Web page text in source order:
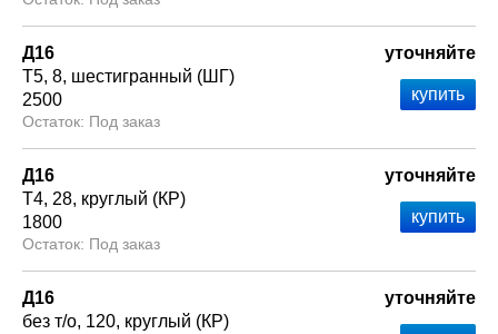
Д16
Т5 8 шестигранный (ШГ)
2500
Под заказ
уточняйте
Д16
Т4 28 круглый (КР)
1800
Под заказ
уточняйте
Д16
без т/о 120 круглый (КР)
уточняйте